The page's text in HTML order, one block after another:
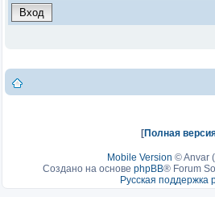
[Полная
Mobile Version ©Anvar
Создано на основе phpBB® Forum
Русская поддержка